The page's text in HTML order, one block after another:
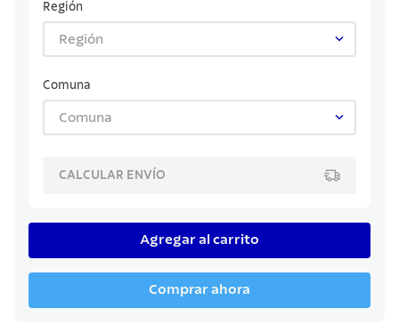
Región
Región
Comuna
Comuna
CALCULAR ENVÍO
Agregar al carrito
Comprar ahora